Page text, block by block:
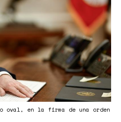
oval, en la firma de una orden